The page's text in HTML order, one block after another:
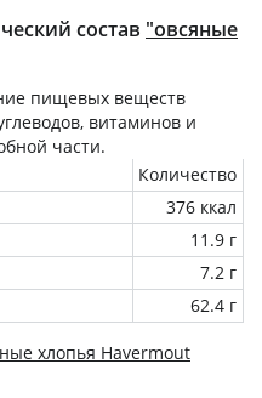
состав "овсяные
пищевых веществ
витаминов и
части.
Количество
376 ккал
11.9 г
7.2 г
62.4 г
хлопья Havermout